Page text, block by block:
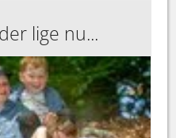
lige nu...